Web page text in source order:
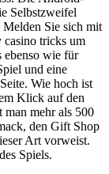
Selbstzweifel
Melden Sie sich mit
casino tricks um
ebenso wie für
und eine
Wie hoch ist
Klick auf den
mehr als 500
den Gift Shop
Art vorweist.
Spiels.